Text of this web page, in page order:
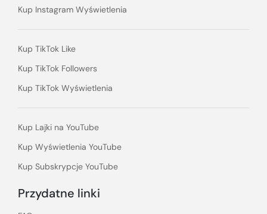
Kup Instagram Wyświetlenia
Kup TikTok Like
Kup TikTok Followers
Kup TikTok Wyświetlenia
Kup Lajki na YouTube
Kup Wyświetlenia YouTube
Kup Subskrypcje YouTube
Przydatne linki